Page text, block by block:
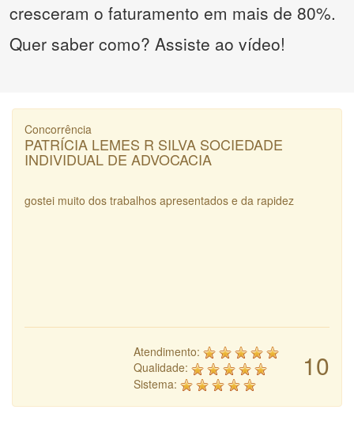
cresceram o faturamento em mais de 80%.
Quer saber como? Assiste ao vídeo!
Concorrência
PATRÍCIA LEMES R SILVA SOCIEDADE
INDIVIDUAL DE ADVOCACIA
gostei muito dos trabalhos apresentados e da rapidez
10
Atendimento:
Qualidade:
Sistema: